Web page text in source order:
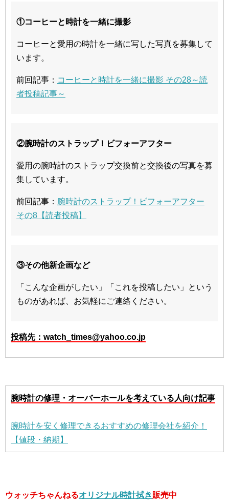
①コーヒーと時計を一緒に撮影
コーヒーと愛用の時計を一緒に写した写真を募集して
います。
前回記事： コーヒーと時計を一緒に撮影 その28～読
者投稿記事～
②腕時計のストラップ！ビフォーアフター
愛用の腕時計のストラップ交換前と交換後の写真を募
集しています。
前回記事： 腕時計のストラップ！ビフォーアフター
その8【読者投稿】
③その他新企画など
「こんな企画がしたい」「これを投稿したい」という
ものがあれば、お気軽にご連絡ください。
投稿先：watch_times@yahoo.co.jp
腕時計の修理・オーバーホールを考えている人向け記事
腕時計を安く修理できるおすすめの修理会社を紹介！
【値段・納期】
ウォッチちゃんねるオリジナル時計拭き販売中